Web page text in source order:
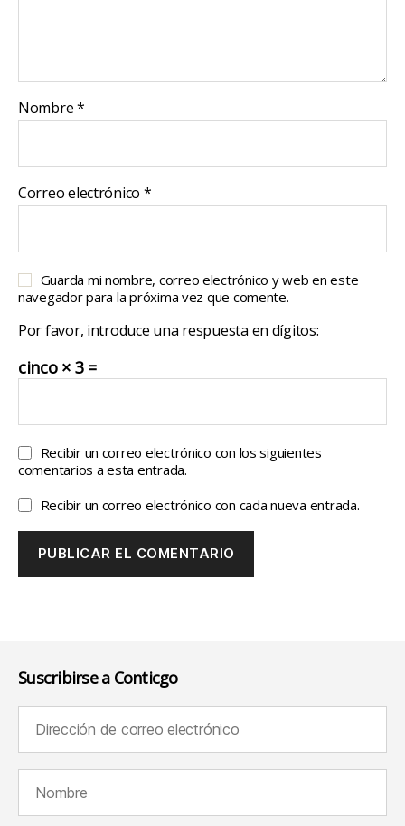
Nombre*
Correo electrónico *
Guarda mi nombre, correo electrónico y web en este
navegador para la próxima vez que comente.
Por favor, introduce una respuesta en dígitos:
cinco × 3 =
Recibir un correo electrónico con los siguientes
comentarios a esta entrada.
Recibir un correo electrónico con cada nueva entrada.
Suscribirse a Conticgo